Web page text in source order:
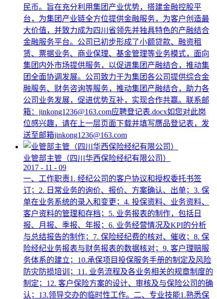
民币。旨在充分利用集团产业优势，搭建金融控股平
台，为集团产业链全方位提供金融服务，为客户创造最
大价值，并致力成为四川省领先并独具特色的产融结合
金融服务平台。公司已初步形成了小额贷款、融资租
赁、票据业务、商业保理、基金管理等业务模式，面向
集团内外市场提供服务，以促进集团产融结合，推动集
团全面协调发展。公司致力于为集团各公司提供综合金
融服务、财务咨询等服务，推动集团产融结合，助力各
公司业务发展，促进优势互补，实现合作共赢。联系邮
箱：jinkong1236@163.com应聘登记表.docx如您对此岗
位感兴趣，请在上一层页面下载并填写赝品登记表，发
送至邮箱jinkong1236@163.com
业管部主管（四川华西保险经纪有限公司）
2017 - 11 - 09
一、工作职责1. 经纪公司的客户协议和授权委托书签
订；2. 日常业务的询价、报价、方案确认、出单；3. 保
单在业务系统的录入和变更；4. 投保资料、业务资料、
客户资料的管理和存档；5. 业务报表的制作，包括日
报、月报、季报、年报；6. 业务经营情况及KPI的分析
与总结报告的制作；7. 保险经纪费的核对、催收；8. 保
险经纪业务报表与财务报表的数据核对；9. 客户理赔服
务体系的建立；10.承保项目投保服务手册的制定及风险
防灾防损培训；11. 业务流程及各业务相关的规章制度的
制定；12. 客户保险方案的设计、审核及与保险公司的确
认；13.领导交办的临时性工作。二、专业技能1.熟悉保